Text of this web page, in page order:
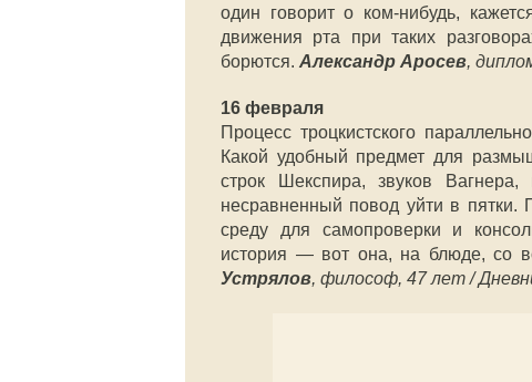
один говорит о ком-нибудь,
движения рта при таких
борются. Александр Аросев,
16 февраля
Процесс троцкистского
Какой удобный предмет для
строк Шекспира, звуков
несравненный повод уйти в пятки.
среду для самопроверки и
история — вот она, на блюде, со
Устрялов, философ, 47 лет /